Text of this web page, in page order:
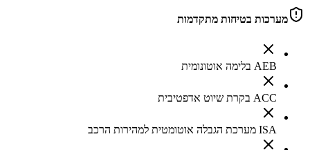
מערכות בטיחות מתקדמות
AEB בלימה אוטונומית
ACC בקרת שיוט אדפטיבית
ISA מערכת הגבלה אוטומטית למהירות הרכב